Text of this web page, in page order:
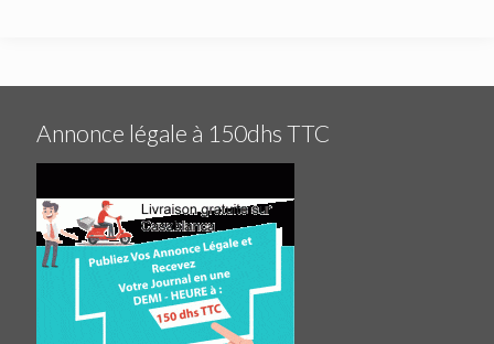
Annonce légale à 150dhs TTC